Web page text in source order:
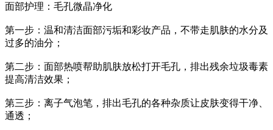
面部护理：毛孔微晶净化
第一步：温和清洁面部污垢和彩妆产品，不带走肌肤的水分及
过多的油分；
第二步：面部热喷帮助肌肤放松打开毛孔，排出残余垃圾毒素
提高清洁效果；
第三步：离子气泡笔，排出毛孔的各种杂质让皮肤变得干净、
通透；